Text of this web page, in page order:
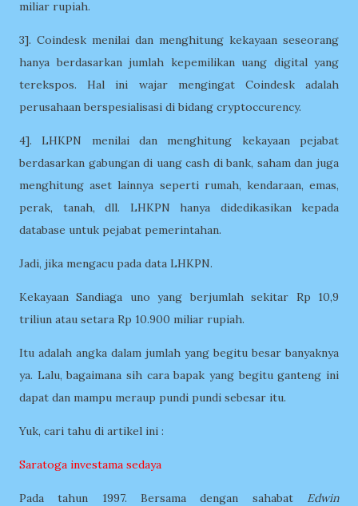
miliar rupiah.
3]. Coindesk menilai dan menghitung kekayaan seseorang
hanya berdasarkan jumlah kepemilikan uang digital yang
terekspos. Hal ini wajar mengingat Coindesk adalah
perusahaan berspesialisasi di bidang cryptoccurency.
4]. LHKPN menilai dan menghitung kekayaan pejabat
berdasarkan gabungan di uang cash di bank, saham dan juga
menghitung aset lainnya seperti rumah, kendaraan, emas,
perak, tanah, dll. LHKPN hanya didedikasikan kepada
database untuk pejabat pemerintahan.
Jadi, jika mengacu pada data LHKPN.
Kekayaan Sandiaga uno yang berjumlah sekitar Rp 10,9
triliun atau setara Rp 10.900 miliar rupiah.
Itu adalah angka dalam jumlah yang begitu besar banyaknya
ya. Lalu, bagaimana sih cara bapak yang begitu ganteng ini
dapat dan mampu meraup pundi pundi sebesar itu.
Yuk, cari tahu di artikel ini :
Saratoga investama sedaya
Pada tahun 1997. Bersama dengan sahabat Edwin